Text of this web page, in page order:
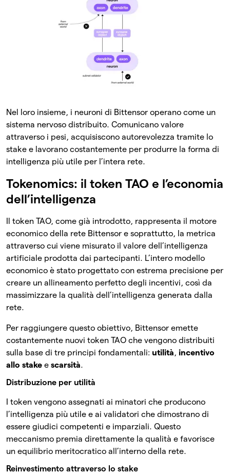
Nel loro insieme, i neuroni di Bittensor operano come un
sistema nervoso distribuito. Comunicano valore
attraverso i pesi, acquisiscono autorevolezza tramite lo
stake e lavorano costantemente per produrre la forma di
intelligenza più utile per l’intera rete.
Tokenomics: il token TAO e l’economia
dell’intelligenza
Il token TAO, come già introdotto, rappresenta il motore
economico della rete Bittensor e soprattutto, la metrica
attraverso cui viene misurato il valore dell’intelligenza
artificiale prodotta dai partecipanti. L’intero modello
economico è stato progettato con estrema precisione per
creare un allineamento perfetto degli incentivi, così da
massimizzare la qualità dell’intelligenza generata dalla
rete.
Per raggiungere questo obiettivo, Bittensor emette
costantemente nuovi token TAO che vengono distribuiti
sulla base di tre principi fondamentali: utilità, incentivo
allo stake e scarsità.
Distribuzione per utilità
I token vengono assegnati ai minatori che producono
l’intelligenza più utile e ai validatori che dimostrano di
essere giudici competenti e imparziali. Questo
meccanismo premia direttamente la qualità e favorisce
un equilibrio meritocratico all’interno della rete.
Reinvestimento attraverso lo stake